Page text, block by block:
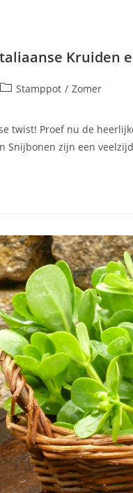
Kruiden
Stamppot / Zomer
twist! Proef nu de
Snijbonen zijn een